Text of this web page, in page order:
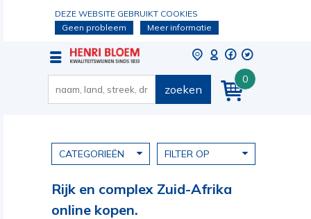
DEZE WEBSITE GEBRUIKT COOKIES
Geen probleem
Meer informatie
0
zoeken
CATEGORIEËN FILTER OP
Rijk en complex Zuid-Afrika
online kopen.